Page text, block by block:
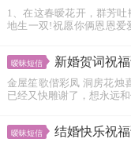
1、在这春暧花开，群芳
地生一双!祝愿你俩恩恩爱
暧昧短信 新婚贺词祝
金屋笙歌偕彩凤 洞房花烛
已经又快雕谢了，想永远
暧昧短信 结婚快乐祝